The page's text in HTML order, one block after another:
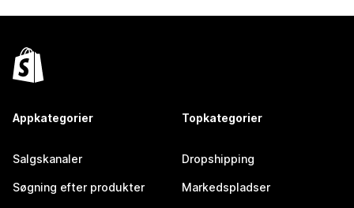
Appkategorier
Salgskanaler
Søgning efter produkter
Topkategorier
Dropshipping
Markedspladser